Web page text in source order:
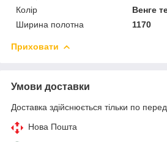
Колір
Венге
Ширина полотна
1170
Приховати
Умови доставки
Доставка здійснюється тільки по
Нова Пошта